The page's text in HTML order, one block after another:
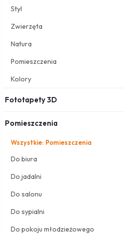
Styl
Zwierzęta
Natura
Pomieszczenia
Kolory
Fototapety 3D
Pomieszczenia
Wszystkie: Pomieszczenia
Do biura
Do jadalni
Do salonu
Do sypialni
Do pokoju młodzieżowego